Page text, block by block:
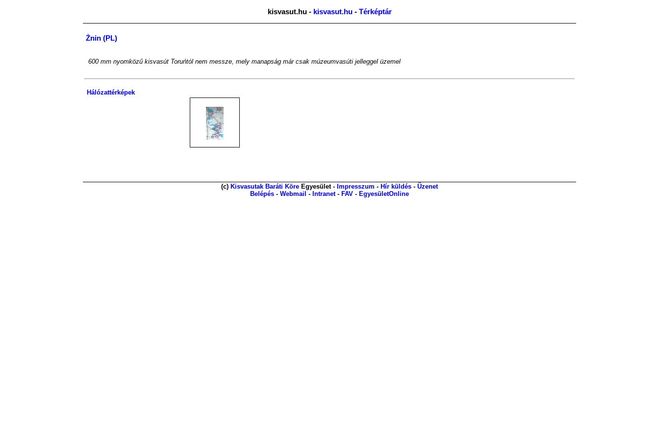
kisvasut.hu - kisvasut.hu- Térképtár
Żnin (PL)
600 mm nyomközű kisvasút Toruńtól nem messze, mely manapság már csak múzeumvasúti jelleggel üzemel
Hálózattérképek
(c) Kisvasutak Baráti Köre Egyesület - Impresszum - Hír küldés - Üzenet
Belépés - Webmail - Intranet- FAV - EgyesületOnline